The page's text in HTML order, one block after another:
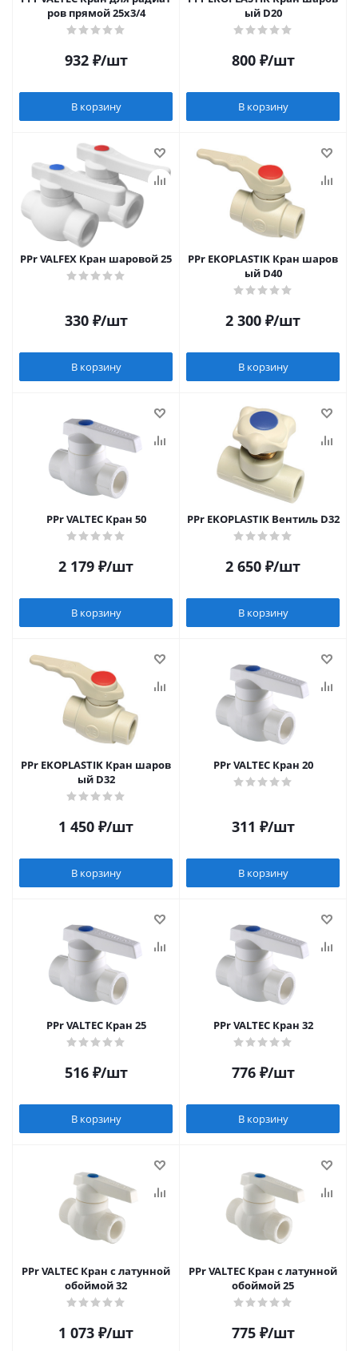
ров прямой 25х3/4
932₽/шт
В корзину
ый D20
800₽/шт
В корзину
PPr VALFEX Кран шаровой 25
330₽/шт
В корзину
PPr EKOPLASTIK Кран шаров
ый D40
2 300 ₽/шт
В корзину
PPr VALTEC Кран 50
2 179 ₽/шт
В корзину
PPr EKOPLASTIK Вентиль D32
2 650 ₽/шт
В корзину
PPr EKOPLASTIK Кран шаров
ый D32
1 450 ₽/шт
В корзину
PPr VALTEC Кран 20
311 ₽/шт
В корзину
PPr VALTEC Кран 25
516₽/шт
В корзину
PPr VALTEC Кран 32
776₽/шт
В корзину
PPr VALTEC Кран с латунной
обоймой 32
1 073 ₽/шт
PPr VALTEC Кран с латунной
обоймой 25
775₽/шт